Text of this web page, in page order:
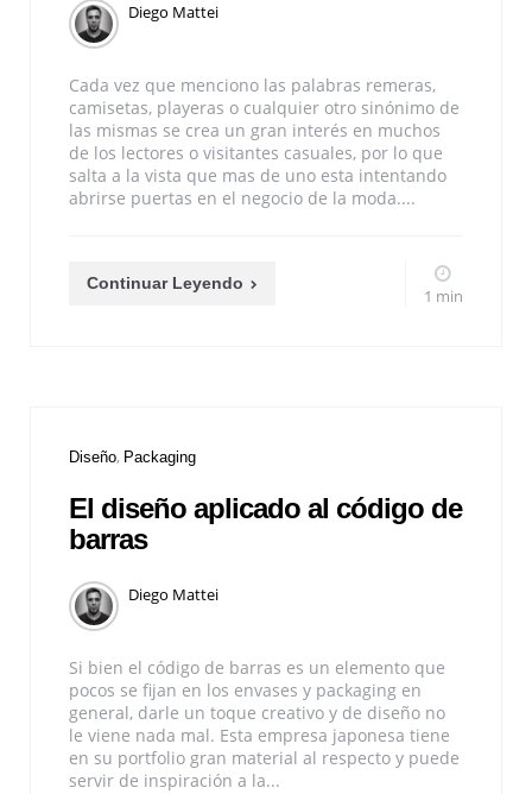
Diego Mattei
Cada vez que menciono las palabras remeras,
camisetas, playeras o cualquier otro sinónimo de
las mismas se crea un gran interés en muchos
de los lectores o visitantes casuales, por lo que
salta a la vista que mas de uno esta intentando
abrirse puertas en el negocio de la moda....
Continuar Leyendo
1 min
Diseño Packaging
El diseño aplicado al código de
barras
Diego Mattei
Si bien el código de barras es un elemento que
pocos se fijan en los envases y packaging en
general, darle un toque creativo y de diseño no
le viene nada mal. Esta empresa japonesa tiene
en su portfolio gran material al respecto y puede
servir de inspiración a la...